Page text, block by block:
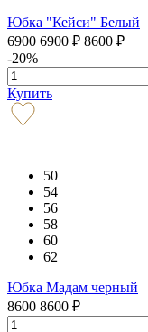
Юбка "Кейси" Белый
6900 6900 ₽ 8600 ₽
-20%
Купить
50
54
56
58
60
62
Юбка Мадам черный
8600 8600 ₽